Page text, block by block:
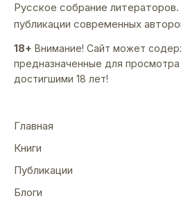
Русское собрание литераторов.
публикации современных
18+ Внимание! Сайт может
предназначенные для
достигшими 18 лет!
Главная
Книги
Публикации
Блоги